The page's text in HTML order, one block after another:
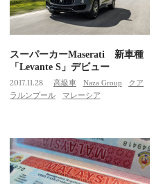
スーパーカーMaserati 新車種
「Levante S」デビュー
2017.11.28 高級車 Naza Group
クア
ラルンプール
マレーシア